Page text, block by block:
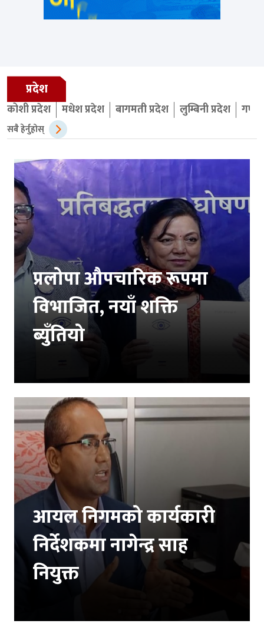
प्रदेश
कोशी प्रदेश मधेश प्रदेश बागमती प्रदेश लुम्बिनी प्रदेश
सबै हेर्नुहोस्
प्रलोपा औपचारिक रूपमा
विभाजित, नयाँ शक्ति
ब्युँतियो
आयल निगमको कार्यकारी
निर्देशकमा नागेन्द्र साह
नियुक्त